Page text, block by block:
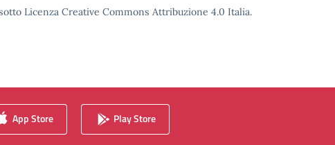
Licenza Creative Commons Attribuzione 4.0 Italia.
App Store Play Store